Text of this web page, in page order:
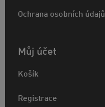
Ochrana osobních údajů
Můj účet
Košík
Registrace